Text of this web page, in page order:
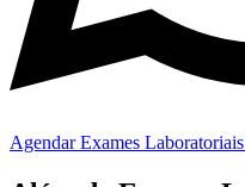
Agendar Exames